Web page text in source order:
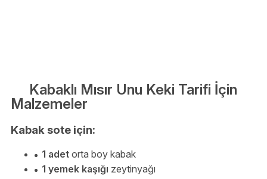
Kabaklı Mısır Unu Keki Tarifi İçin
Malzemeler
Kabak sote için:
1 adet orta boy kabak
1 yemek kaşığı zeytinyağı